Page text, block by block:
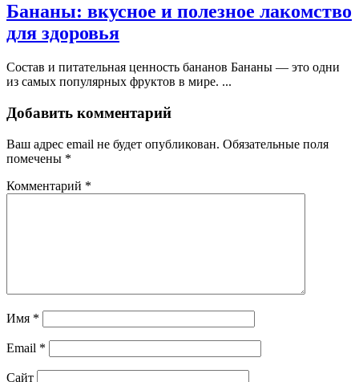
Бананы: вкусное и полезное лакомство
для здоровья
Состав и питательная ценность бананов Бананы — это одни
из самых популярных фруктов в мире. ...
Добавить комментарий
Ваш адрес email не будет опубликован. Обязательные поля
помечены *
Комментарий *
Имя *
Email *
Сайт